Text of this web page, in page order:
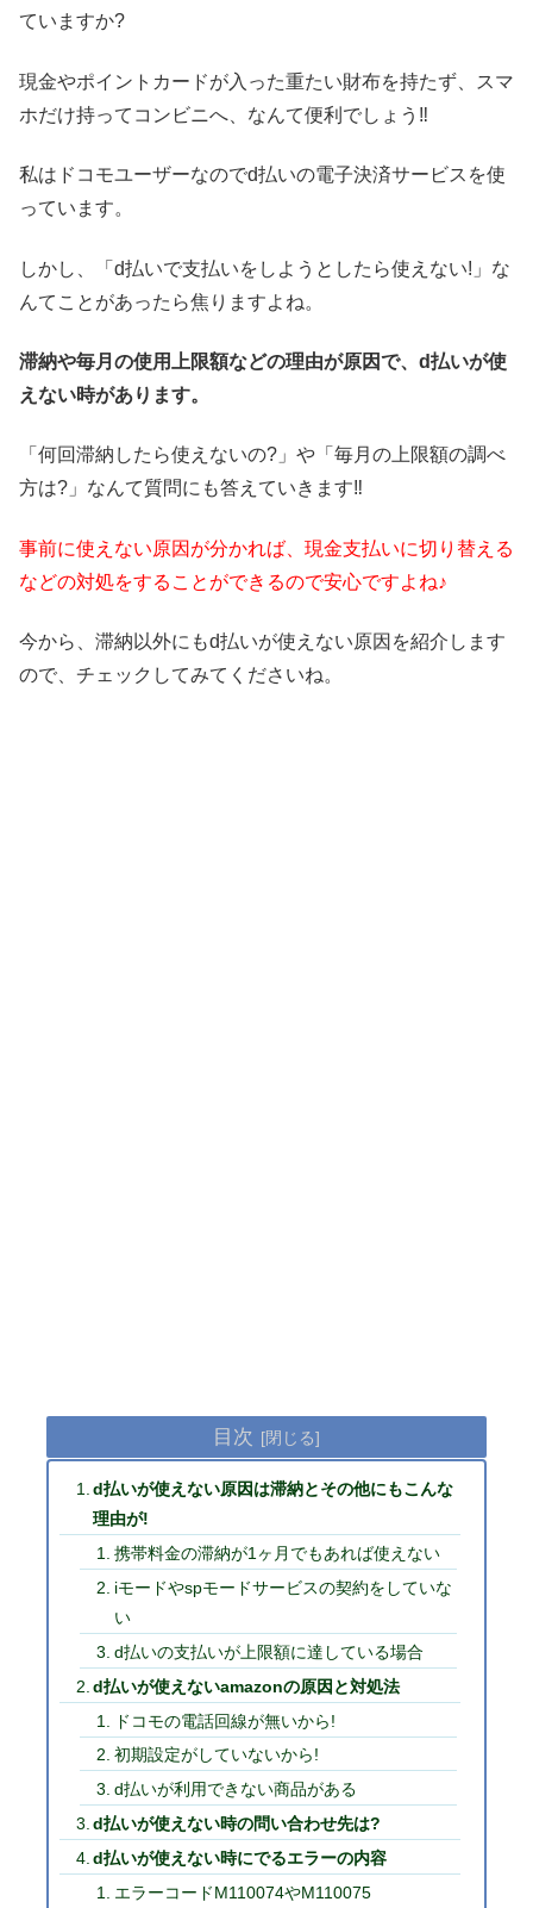
ていますか?
現金やポイントカードが入った重たい財布を持たず、スマ
ホだけ持ってコンビニへ、なんて便利でしょう‼
私はドコモユーザーなのでd払いの電子決済サービスを使
っています。
しかし、「d払いで支払いをしようとしたら使えない!」な
んてことがあったら焦りますよね。
滞納や毎月の使用上限額などの理由が原因で、d払いが使
えない時があります。
「何回滞納したら使えないの?」や「毎月の上限額の調べ
方は?」なんて質問にも答えていきます‼
事前に使えない原因が分かれば、現金支払いに切り替える
などの対処をすることができるので安心ですよね♪
今から、滞納以外にもd払いが使えない原因を紹介します
ので、チェックしてみてくださいね。
目次
d払いが使えない原因は滞納とその他にもこんな
理由が!
携帯料金の滞納が1ヶ月でもあれば使えない
iモードやspモードサービスの契約をしていな
い
d払いの支払いが上限額に達している場合
d払いが使えないamazonの原因と対処法
ドコモの電話回線が無いから!
初期設定がしていないから!
d払いが利用できない商品がある
d払いが使えない時の問い合わせ先は?
d払いが使えない時にでるエラーの内容
エラーコードM110074やM110075